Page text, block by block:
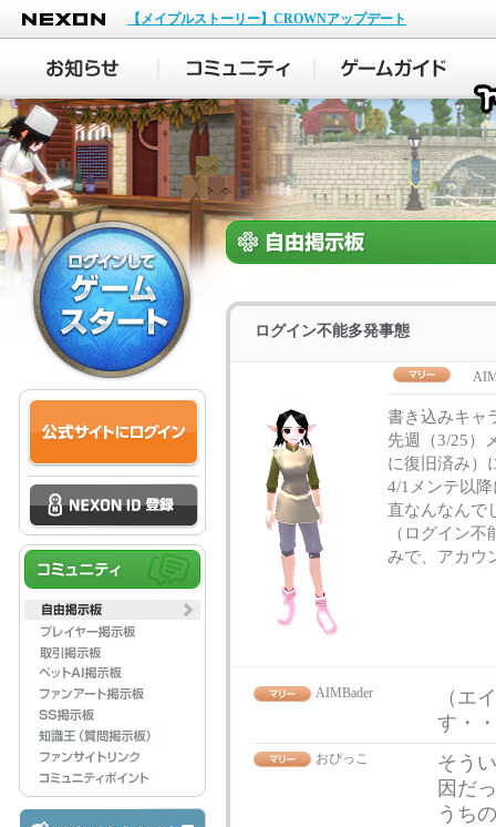
NEXON
【メイプルストーリー】CROWNアップデート
ログイン不能多発事態
書き込みキャ
先週（3/25）
に復旧済み）
4/1メンテ以
直なんなんで
（ログイン
みで、アカウ
AIMBader
（エ
す・
おぴっこ
そう
因だ
うち